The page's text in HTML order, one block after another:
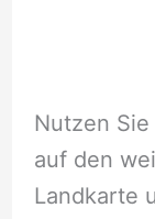
Nutzen
auf den
Landkarte